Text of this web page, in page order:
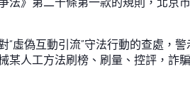
虛偽互動引流”守法行動的查處，
人工方法刷榜、刷量、控評，詐